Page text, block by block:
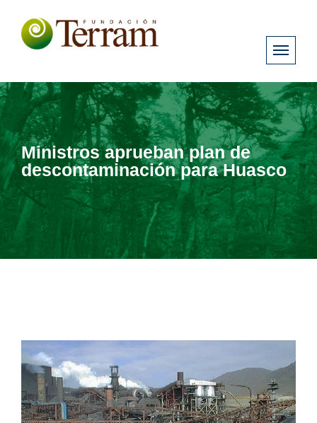
Ministros aprueban plan de
descontaminación para Huasco